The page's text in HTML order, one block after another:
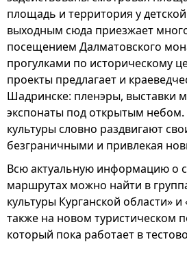
площадь и территория у
выходным сюда приезжает
посещением Далматовского
прогулками по историческому
проекты предлагает и
Шадринске: пленэры, выставки
экспонаты под открытым небом.
культуры словно раздвигают
безграничными и привлекая
Всю актуальную информацию о
маршрутах можно найти в
культуры Курганской области»
также на новом туристическом
который пока работает в